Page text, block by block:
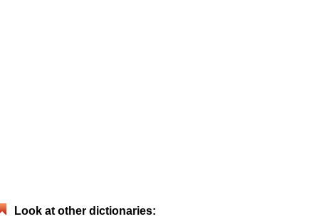
Look at other dictionaries: